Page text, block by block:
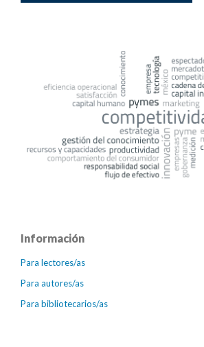
Información
Para lectores/as
Para autores/as
Para bibliotecarios/as